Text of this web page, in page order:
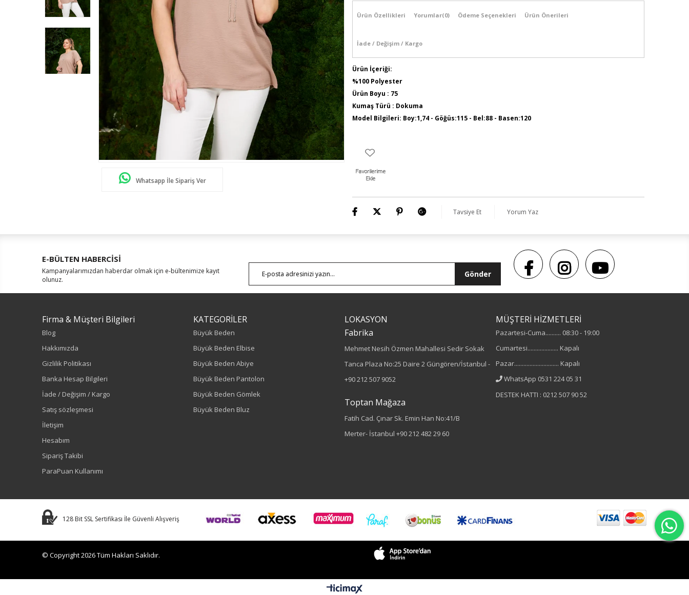
Whatsapp İle Sipariş Ver
Ürün Özellikleri Yorumlar(0) Ödeme Seçenekleri Ürün Önerileri
İade / Değişim / Kargo
Ürün İçeriği:
%100 Polyester
Ürün Boyu : 75
Kumaş Türü : Dokuma
Model Bilgileri: Boy:1,74 - Göğüs:115 - Bel:88 - Basen:120
Sezon
İlkbahar-Yaz
Tavsiye Et Yorum Yaz
E-BÜLTEN HABERCİSİ
Kampanyalarımızdan haberdar olmak için e-bültenimize kayıt
olunuz.
Gönder
Firma & Müşteri Bilgileri
Blog
Hakkımızda
Gizlilik Politikası
Banka Hesap Bilgileri
İade / Değişim / Kargo
Satış sözleşmesi
İletişim
Hesabım
Sipariş Takibi
ParaPuan Kullanımı
KATEGORİLER
Büyük Beden
Büyük Beden Elbise
Büyük Beden Abiye
Büyük Beden Pantolon
Büyük Beden Gömlek
Büyük Beden Bluz
LOKASYON
Fabrika
Mehmet Nesih Özmen Mahallesi Sedir Sokak
Tanca Plaza No:25 Daire 2 Güngören/İstanbul -
+90 212 507 9052
Toptan Mağaza
Fatih Cad. Çınar Sk. Emin Han No:41/B
Merter- İstanbul +90 212 482 29 60
MÜŞTERİ HİZMETLERİ
Pazartesi-Cuma.......... 08:30 - 19:00
Cumartesi.................... Kapalı
Pazar............................. Kapalı
WhatsApp 0531 224 05 31
DESTEK HATTI : 0212 507 90 52
128 Bit SSL Sertifikası İle Güvenli Alışveriş
© Copyright 2026 Tüm Hakları Saklıdır.